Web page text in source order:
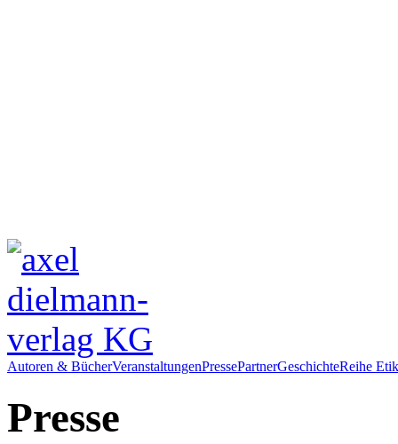
Autoren & BücherVeranstaltungenPressePartnerGeschichteReihe
Presse